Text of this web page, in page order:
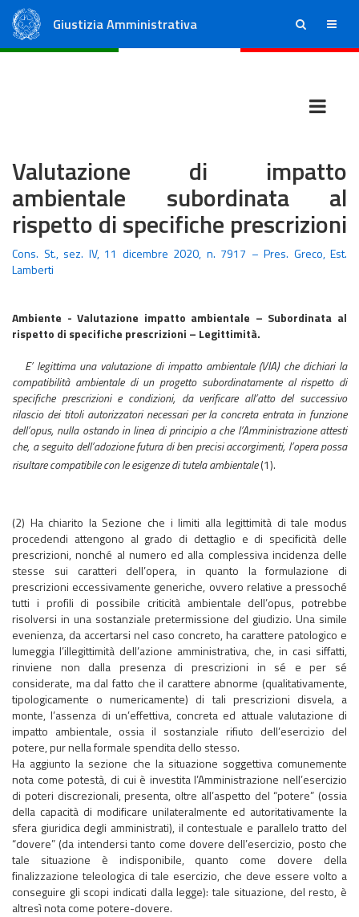
Giustizia Amministrativa ricerca menu
Valutazione di impatto
ambientale subordinata al
rispetto di specifiche prescrizioni
Cons. St., sez. IV, 11 dicembre 2020, n. 7917 – Pres. Greco, Est.
Lamberti
Ambiente - Valutazione impatto ambientale – Subordinata al
rispetto di specifiche prescrizioni – Legittimità.
E’ legittima una valutazione di impatto ambientale (VIA) che dichiari la
compatibilità ambientale di un progetto subordinatamente al rispetto di
specifiche prescrizioni e condizioni, da verificare all’atto del successivo
rilascio dei titoli autorizzatori necessari per la concreta entrata in funzione
dell’opus, nulla ostando in linea di principio a che l’Amministrazione attesti
che, a seguito dell’adozione futura di ben precisi accorgimenti, l’opera possa
risultare compatibile con le esigenze di tutela ambientale(1).
(2) Ha chiarito la Sezione che i limiti alla legittimità di tale modus
procedendi attengono al grado di dettaglio e di specificità delle
prescrizioni, nonché al numero ed alla complessiva incidenza delle
stesse sui caratteri dell’opera, in quanto la formulazione di
prescrizioni eccessivamente generiche, ovvero relative a pressoché
tutti i profili di possibile criticità ambientale dell’opus, potrebbe
risolversi in una sostanziale pretermissione del giudizio. Una simile
evenienza, da accertarsi nel caso concreto, ha carattere patologico e
lumeggia l’illegittimità dell’azione amministrativa, che, in casi siffatti,
rinviene non dalla presenza di prescrizioni in sé e per sé
considerate, ma dal fatto che il carattere abnorme (qualitativamente,
tipologicamente o numericamente) di tali prescrizioni disvela, a
monte, l’assenza di un’effettiva, concreta ed attuale valutazione di
impatto ambientale, ossia il sostanziale rifiuto dell’esercizio del
potere, pur nella formale spendita dello stesso.
​​​​​​​Ha aggiunto la sezione che la situazione soggettiva comunemente
nota come potestà, di cui è investita l’Amministrazione nell’esercizio
di poteri discrezionali, presenta, oltre all’aspetto del “potere” (ossia
della capacità di modificare unilateralmente ed autoritativamente la
sfera giuridica degli amministrati), il contestuale e parallelo tratto del
“dovere” (da intendersi tanto come dovere dell’esercizio, posto che
tale situazione è indisponibile, quanto come dovere della
finalizzazione teleologica di tale esercizio, che deve essere volto a
conseguire gli scopi indicati dalla legge): tale situazione, del resto, è
altresì nota come potere-dovere.